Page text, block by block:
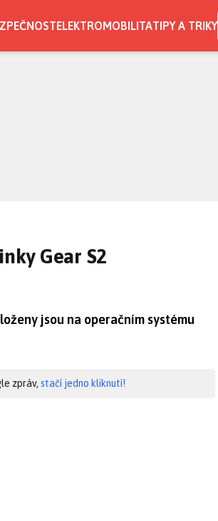
ELEKTROMOBILITATIPY A TRIKY
Gear S2
jsou na operačním systému
zpráv, stačí jedno kliknutí!